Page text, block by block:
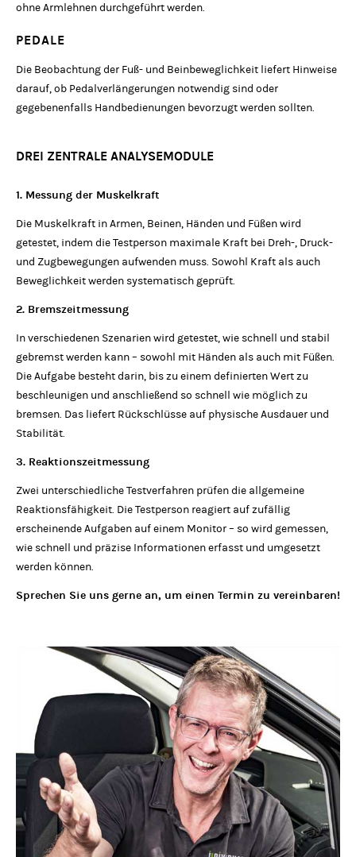
ohne Armlehnen durchgeführt werden.
PEDALE
Die Beobachtung der Fuß- und Beinbeweglichkeit liefert Hinweise
darauf, ob Pedalverlängerungen notwendig sind oder
gegebenenfalls Handbedienungen bevorzugt werden sollten.
DREI ZENTRALE ANALYSEMODULE
1. Messung der Muskelkraft
Die Muskelkraft in Armen, Beinen, Händen und Füßen wird
getestet, indem die Testperson maximale Kraft bei Dreh-, Druck-
und Zugbewegungen aufwenden muss. Sowohl Kraft als auch
Beweglichkeit werden systematisch geprüft.
2. Bremszeitmessung
In verschiedenen Szenarien wird getestet, wie schnell und stabil
gebremst werden kann – sowohl mit Händen als auch mit Füßen.
Die Aufgabe besteht darin, bis zu einem definierten Wert zu
beschleunigen und anschließend so schnell wie möglich zu
bremsen. Das liefert Rückschlüsse auf physische Ausdauer und
Stabilität.
3. Reaktionszeitmessung
Zwei unterschiedliche Testverfahren prüfen die allgemeine
Reaktionsfähigkeit. Die Testperson reagiert auf zufällig
erscheinende Aufgaben auf einem Monitor – so wird gemessen,
wie schnell und präzise Informationen erfasst und umgesetzt
werden können.
Sprechen Sie uns gerne an, um einen Termin zu vereinbaren!